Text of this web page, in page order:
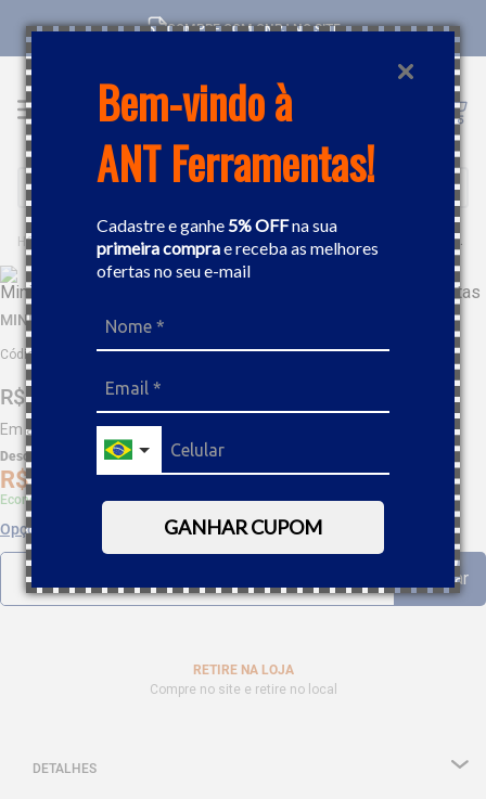
Bem-vindo à
ANT Ferramentas!
Cadastre e ganhe5% OFFna sua
primeira comprae receba as melhores
ofertas no seu e-mail
GANHAR CUPOM
COMPRE COM CNPJ NO SITE
Buscar
FERRAMENTAS MANUAIS SACA POLIA E EXTRATORES
MINI SACA POLIA 2.1/4"TRAMONTINA 44031001
Código
R$ 201
Em até 22,42sem juros
Desc. de 09
R$ 69
Economize 5% à vista com Boleto, PIX
Opções de parcelamento
RETIRE NA LOJA
Compre no site e retire no local
DETALHES